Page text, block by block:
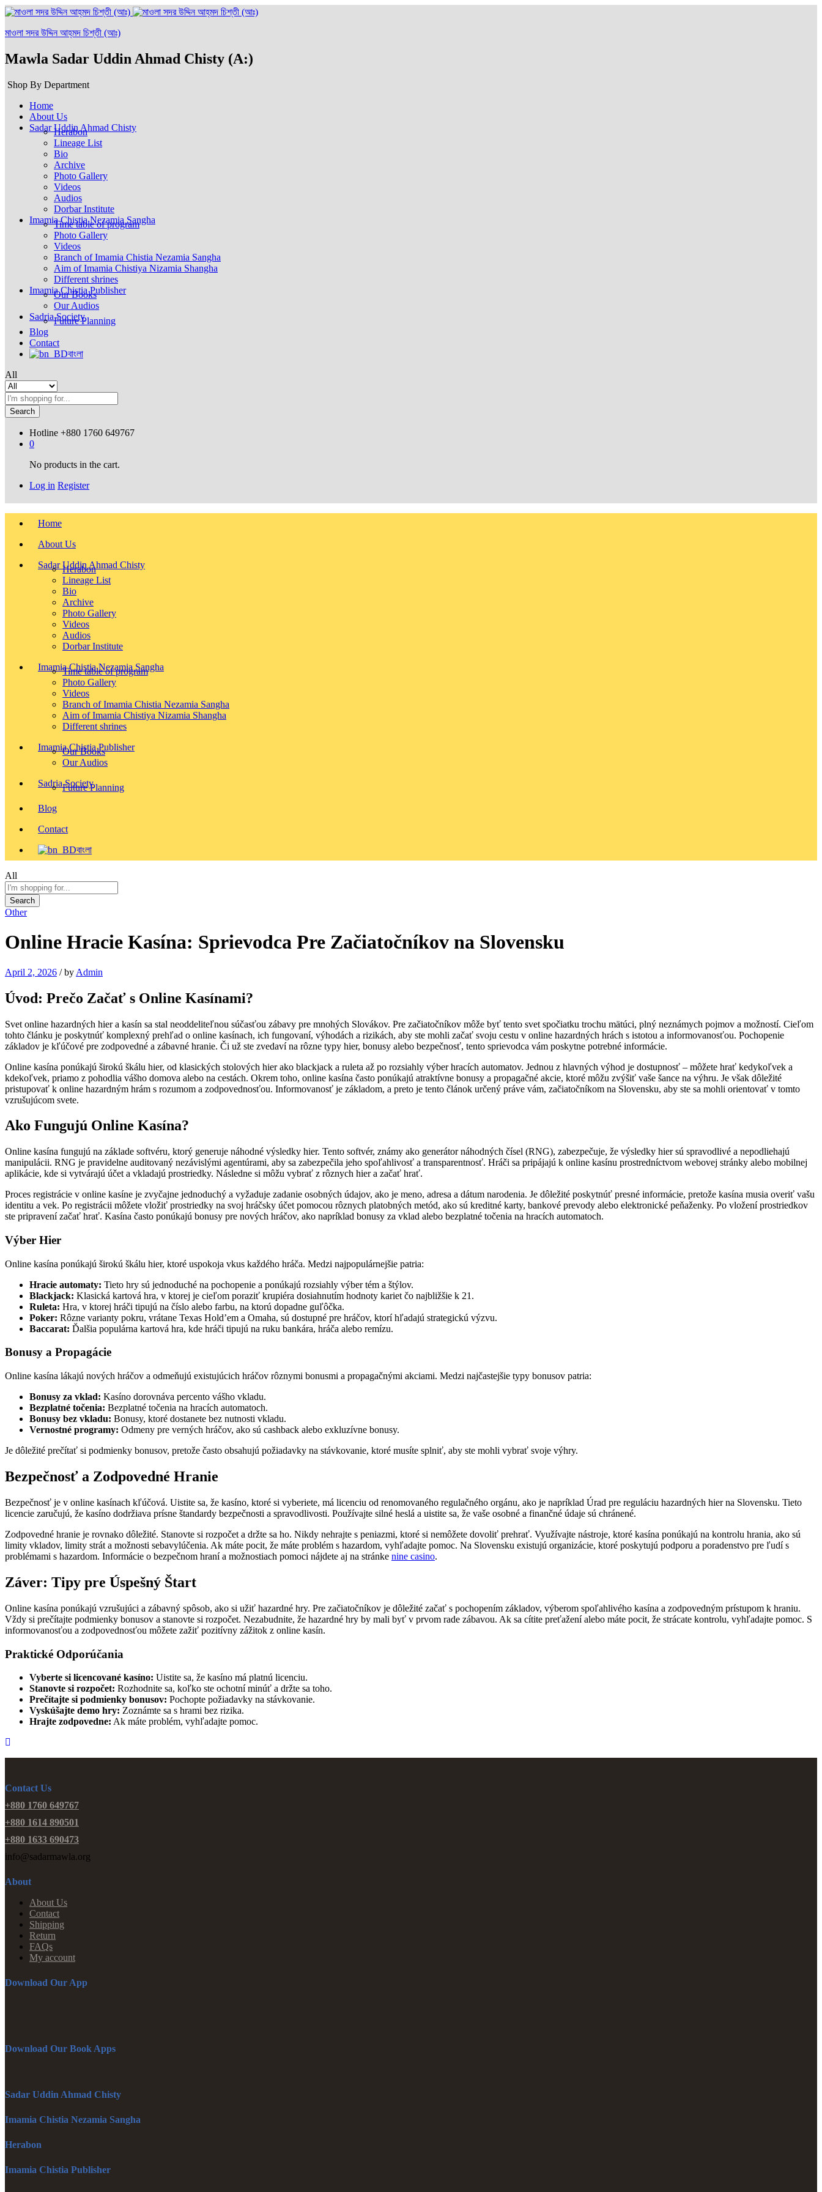
মাওলা সদর উদ্দিন আহ্‌মদ চিশ্‌তী (আঃ)
Mawla Sadar Uddin Ahmad Chisty (A:)
Shop By Department
Home
About Us
Sadar Uddin Ahmad Chisty
Herabon
Lineage List
Bio
Archive
Photo Gallery
Videos
Audios
Dorbar Institute
Imamia Chistia Nezamia Sangha
Time table of program
Photo Gallery
Videos
Branch of Imamia Chistia Nezamia Sangha
Aim of Imamia Chistiya Nizamia Shangha
Different shrines
Imamia Chistia Publisher
Our Books
Our Audios
Sadria Society
Future Planning
Blog
Contact
বাংলা
All
Search
Hotline +880 1760 649767
0
No products in the cart.
Log in Register
Home
About Us
Sadar Uddin Ahmad Chisty
Herabon
Lineage List
Bio
Archive
Photo Gallery
Videos
Audios
Dorbar Institute
Imamia Chistia Nezamia Sangha
Time table of program
Photo Gallery
Videos
Branch of Imamia Chistia Nezamia Sangha
Aim of Imamia Chistiya Nizamia Shangha
Different shrines
Imamia Chistia Publisher
Our Books
Our Audios
Sadria Society
Future Planning
Blog
Contact
বাংলা
All
Search
Other
Online Hracie Kasína: Sprievodca Pre Začiatočníkov na Slovensku
April 2, 2026 /by Admin
Úvod: Prečo Začať s Online Kasínami?
Svet online hazardných hier a kasín sa stal neoddeliteľnou súčasťou zábavy pre mnohých Slovákov. Pre začiatočníkov môže byť tento svet spočiatku trochu mätúci, plný neznámych pojmov a možností. Cieľom
tohto článku je poskytnúť komplexný prehľad o online kasínach, ich fungovaní, výhodách a rizikách, aby ste mohli začať svoju cestu v online hazardných hrách s istotou a informovanosťou. Pochopenie
základov je kľúčové pre zodpovedné a zábavné hranie. Či už ste zvedaví na rôzne typy hier, bonusy alebo bezpečnosť, tento sprievodca vám poskytne potrebné informácie.
Online kasína ponúkajú širokú škálu hier, od klasických stolových hier ako blackjack a ruleta až po rozsiahly výber hracích automatov. Jednou z hlavných výhod je dostupnosť – môžete hrať kedykoľvek a
kdekoľvek, priamo z pohodlia vášho domova alebo na cestách. Okrem toho, online kasína často ponúkajú atraktívne bonusy a propagačné akcie, ktoré môžu zvýšiť vaše šance na výhru. Je však dôležité
pristupovať k online hazardným hrám s rozumom a zodpovednosťou. Informovanosť je základom, a preto je tento článok určený práve vám, začiatočníkom na Slovensku, aby ste sa mohli orientovať v tomto
vzrušujúcom svete.
Ako Fungujú Online Kasína?
Online kasína fungujú na základe softvéru, ktorý generuje náhodné výsledky hier. Tento softvér, známy ako generátor náhodných čísel (RNG), zabezpečuje, že výsledky hier sú spravodlivé a nepodliehajú
manipulácii. RNG je pravidelne auditovaný nezávislými agentúrami, aby sa zabezpečila jeho spoľahlivosť a transparentnosť. Hráči sa pripájajú k online kasínu prostredníctvom webovej stránky alebo mobilnej
aplikácie, kde si vytvárajú účet a vkladajú prostriedky. Následne si môžu vybrať z rôznych hier a začať hrať.
Proces registrácie v online kasíne je zvyčajne jednoduchý a vyžaduje zadanie osobných údajov, ako je meno, adresa a dátum narodenia. Je dôležité poskytnúť presné informácie, pretože kasína musia overiť vašu
identitu a vek. Po registrácii môžete vložiť prostriedky na svoj hráčsky účet pomocou rôznych platobných metód, ako sú kreditné karty, bankové prevody alebo elektronické peňaženky. Po vložení prostriedkov
ste pripravení začať hrať. Kasína často ponúkajú bonusy pre nových hráčov, ako napríklad bonusy za vklad alebo bezplatné točenia na hracích automatoch.
Výber Hier
Online kasína ponúkajú širokú škálu hier, ktoré uspokoja vkus každého hráča. Medzi najpopulárnejšie patria:
Hracie automaty: Tieto hry sú jednoduché na pochopenie a ponúkajú rozsiahly výber tém a štýlov.
Blackjack: Klasická kartová hra, v ktorej je cieľom poraziť krupiéra dosiahnutím hodnoty kariet čo najbližšie k 21.
Ruleta: Hra, v ktorej hráči tipujú na číslo alebo farbu, na ktorú dopadne guľôčka.
Poker: Rôzne varianty pokru, vrátane Texas Hold’em a Omaha, sú dostupné pre hráčov, ktorí hľadajú strategickú výzvu.
Baccarat: Ďalšia populárna kartová hra, kde hráči tipujú na ruku bankára, hráča alebo remízu.
Bonusy a Propagácie
Online kasína lákajú nových hráčov a odmeňujú existujúcich hráčov rôznymi bonusmi a propagačnými akciami. Medzi najčastejšie typy bonusov patria:
Bonusy za vklad: Kasíno dorovnáva percento vášho vkladu.
Bezplatné točenia: Bezplatné točenia na hracích automatoch.
Bonusy bez vkladu: Bonusy, ktoré dostanete bez nutnosti vkladu.
Vernostné programy: Odmeny pre verných hráčov, ako sú cashback alebo exkluzívne bonusy.
Je dôležité prečítať si podmienky bonusov, pretože často obsahujú požiadavky na stávkovanie, ktoré musíte splniť, aby ste mohli vybrať svoje výhry.
Bezpečnosť a Zodpovedné Hranie
Bezpečnosť je v online kasínach kľúčová. Uistite sa, že kasíno, ktoré si vyberiete, má licenciu od renomovaného regulačného orgánu, ako je napríklad Úrad pre reguláciu hazardných hier na Slovensku. Tieto
licencie zaručujú, že kasíno dodržiava prísne štandardy bezpečnosti a spravodlivosti. Používajte silné heslá a uistite sa, že vaše osobné a finančné údaje sú chránené.
Zodpovedné hranie je rovnako dôležité. Stanovte si rozpočet a držte sa ho. Nikdy nehrajte s peniazmi, ktoré si nemôžete dovoliť prehrať. Využívajte nástroje, ktoré kasína ponúkajú na kontrolu hrania, ako sú
limity vkladov, limity strát a možnosti sebavylúčenia. Ak máte pocit, že máte problém s hazardom, vyhľadajte pomoc. Na Slovensku existujú organizácie, ktoré poskytujú podporu a poradenstvo pre ľudí s
problémami s hazardom. Informácie o bezpečnom hraní a možnostiach pomoci nájdete aj na stránke nine casino.
Záver: Tipy pre Úspešný Štart
Online kasína ponúkajú vzrušujúci a zábavný spôsob, ako si užiť hazardné hry. Pre začiatočníkov je dôležité začať s pochopením základov, výberom spoľahlivého kasína a zodpovedným prístupom k hraniu.
Vždy si prečítajte podmienky bonusov a stanovte si rozpočet. Nezabudnite, že hazardné hry by mali byť v prvom rade zábavou. Ak sa cítite preťažení alebo máte pocit, že strácate kontrolu, vyhľadajte pomoc. S
informovanosťou a zodpovednosťou môžete zažiť pozitívny zážitok z online kasín.
Praktické Odporúčania
Vyberte si licencované kasíno: Uistite sa, že kasíno má platnú licenciu.
Stanovte si rozpočet: Rozhodnite sa, koľko ste ochotní minúť a držte sa toho.
Prečítajte si podmienky bonusov: Pochopte požiadavky na stávkovanie.
Vyskúšajte demo hry: Zoznámte sa s hrami bez rizika.
Hrajte zodpovedne: Ak máte problém, vyhľadajte pomoc.
Contact Us
+880 1760 649767
+880 1614 890501
+880 1633 690473
info@sadarmawla.org
About
About Us
Contact
Shipping
Return
FAQs
My account
Download Our App
Download Our Book Apps
Sadar Uddin Ahmad Chisty
Imamia Chistia Nezamia Sangha
Herabon
Imamia Chistia Publisher